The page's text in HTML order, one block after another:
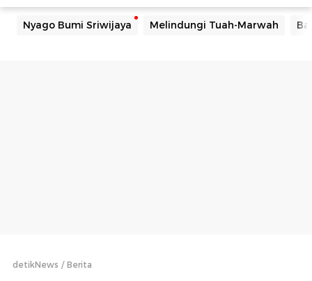
Nyago Bumi Sriwijaya Melindungi Tuah-Marwah
detikNews Berita